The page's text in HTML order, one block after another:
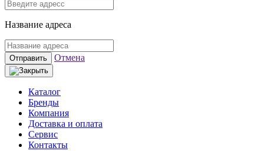
Название адреса
Отправить Отмена
Каталог
Бренды
Компания
Доставка и оплата
Сервис
Контакты